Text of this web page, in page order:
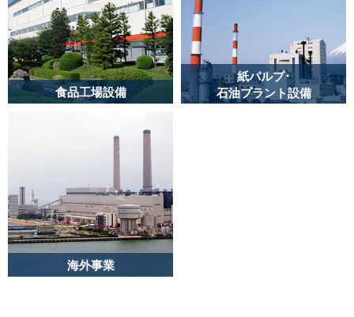
映像情報設備の設置工
事を行っております。
VIEW MORE
ます。
VIEW MORE
食品工場設備
設備、照明設備、更に
は生産設備に至るまで
一貫して工事施工を行
っています。
VIEW MORE
紙パルプ･
石油プラント設備
海外事業